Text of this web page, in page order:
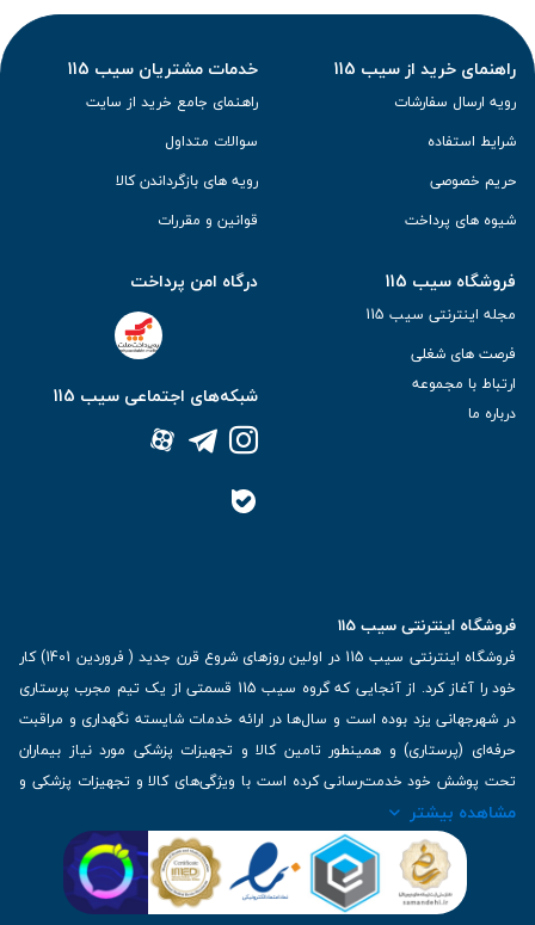
راهنمای خرید از سیب 115
رویه ارسال سفارشات
شرایط استفاده
حریم خصوصی
شیوه های پرداخت
خدمات مشتریان سیب 115
راهنمای جامع خرید از سایت
سوالات متداول
رویه های بازگرداندن کالا
قوانین و مقررات
فروشگاه سیب 115
مجله اینترنتی سیب 115
فرصت های شغلی
ارتباط با مجموعه
درباره ما
درگاه امن پرداخت
شبکه‌های اجتماعی سیب 115
فروشگاه اینترنتی سیب 115
فروشگاه اینترنتی سیب 115 در اولین روزهای شروع قرن جدید ( فروردین 1401) کار
خود را آغاز کرد. از آنجایی که گروه سیب 115 قسمتی از یک تیم مجرب پرستاری
در شهرجهانی یزد بوده است و سال‌ها در ارائه خدمات شایسته نگهداری و مراقبت
حرفه‌ای (پرستاری) و همینطور تامین کالا و تجهیزات پزشکی مورد نیاز بیماران
تحت پوشش خود خدمت‌رسانی کرده است با ویژگی‌های کالا و تجهیزات پزشکی و
برترین برندهای موجود در بازار اطلاعات بسیار ارزشمندی را دارا می‌باشد
| تلفن تماس : 36333383-035 | ایمیل: Info@Sib115.com
مشاهده بیشتر